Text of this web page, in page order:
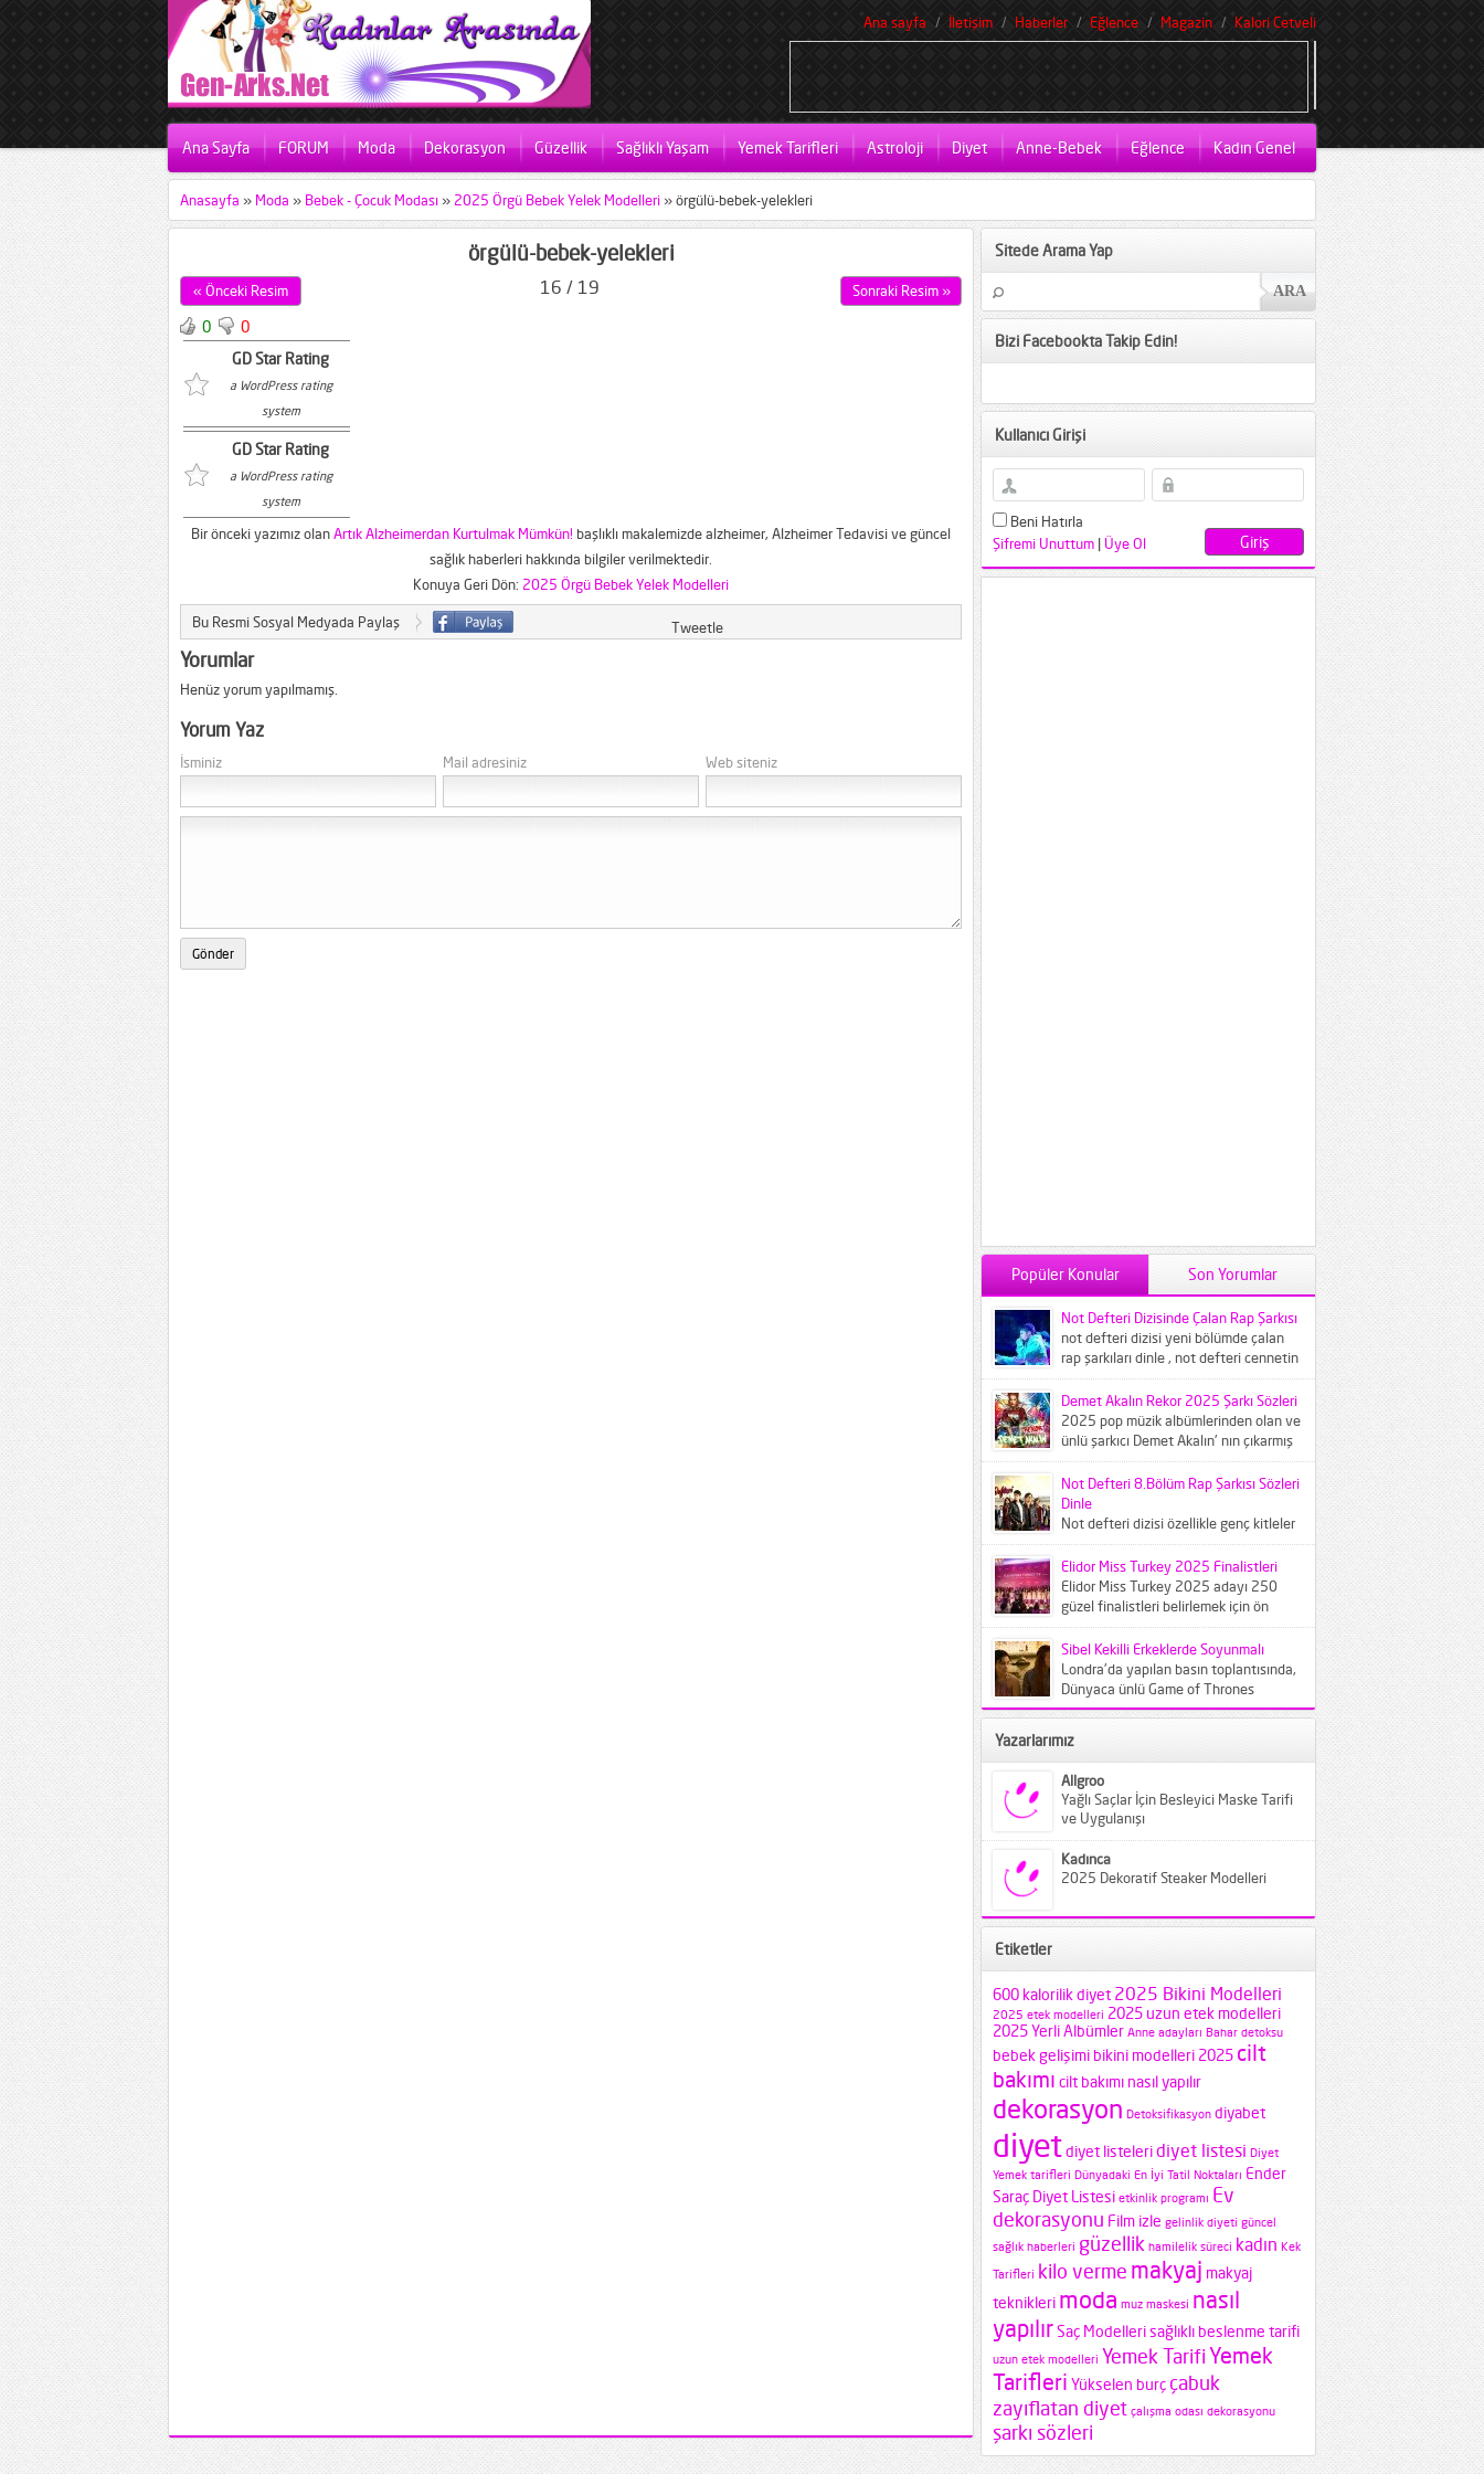
Ana sayfa İletişim Haberler Eğlence Magazin Kalori Cetveli
Ana Sayfa FORUM Moda Dekorasyon Güzellik Sağlıklı Yaşam Yemek Tarifleri Astroloji Diyet Anne-Bebek Eğlence Kadın Genel
Anasayfa » Moda » Bebek - Çocuk Modası » 2025 Örgü Bebek Yelek Modelleri »örgülü-bebek-yelekleri
örgülü-bebek-yelekleri
« Önceki Resim 16 / 19 Sonraki Resim »
0
0
GD Star Rating
a WordPress rating
system
GD Star Rating
a WordPress rating
system
Bir önceki yazımız olanArtık Alzheimerdan Kurtulmak Mümkün! başlıklı makalemizde alzheimer, Alzheimer Tedavisi ve güncel
sağlık haberleri hakkında bilgiler verilmektedir.
Konuya Geri Dön: 2025 Örgü Bebek Yelek Modelleri
Bu Resmi Sosyal Medyada Paylaş Tweetle
Yorumlar
Henüz yorum yapılmamış.
Yorum Yaz
İsminiz Mail adresiniz Web siteniz
Sitede Arama Yap
Bizi Facebookta Takip Edin!
Kullanıcı Girişi
Beni Hatırla
Şifremi Unuttum | Üye Ol
Popüler Konular Son Yorumlar
Not Defteri Dizisinde Çalan Rap Şarkısı
not defteri dizisi yeni bölümde çalan
rap şarkıları dinle , not defteri cennetin
çocukları şarkısı...
Demet Akalın Rekor 2025 Şarkı Sözleri
2025 pop müzik albümlerinden olan ve
ünlü şarkıcı Demet Akalın' nın çıkarmış
olduğu Rekor adlı...
Not Defteri 8.Bölüm Rap Şarkısı Sözleri
Dinle
Not defteri dizisi özellikle genç kitleler
tarafından çok beğenildi. Diziyle
beraber not defteri dizisinde çalan...
Elidor Miss Turkey 2025 Finalistleri
Elidor Miss Turkey 2025 adayı 250
güzel finalistleri belirlemek için ön
elemeye çağırıldı. Crowne Plaza
İstanbul...
Sibel Kekilli Erkeklerde Soyunmalı
Londra'da yapılan basın toplantısında,
Dünyaca ünlü Game of Thrones
dizisinin ünlü oyuncusu Sibel Kekilliye
Yazarlarımız
Allgroo
Yağlı Saçlar İçin Besleyici Maske Tarifi
ve Uygulanışı
Kadınca
2025 Dekoratif Steaker Modelleri
Etiketler
600 kalorilik diyet 2025 Bikini Modelleri
2025 etek modelleri 2025 uzun etek modelleri
2025 Yerli Albümler Anne adayları Bahar detoksu
bebek gelişimi bikini modelleri 2025 cilt
bakımı cilt bakımı nasıl yapılır
dekorasyon Detoksifikasyon diyabet
diyetdiyet listeleridiyet listesi Diyet
Yemek tarifleri Dünyadaki En İyi Tatil Noktaları Ender
Saraç Diyet Listesi etkinlik programı Ev
dekorasyonu Film izle gelinlik diyeti güncel
sağlık haberleri güzellik hamilelik süreci kadın Kek
Tarifleri kilo verme makyaj makyaj
teknikleri moda muz maskesi nasıl
yapılırSaç Modellerisağlıklı beslenme tarifi
uzun etek modelleri Yemek TarifiYemek
Tarifleri Yükselen burççabuk
zayıflatan diyet çalışma odası dekorasyonu
şarkı sözleri